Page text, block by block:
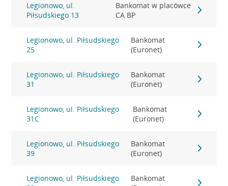
Legionowo, ul.
Piłsudskiego 13
Bankomat w placówce
CA BP
Legionowo, ul. Piłsudskiego
25
Bankomat
(Euronet)
Legionowo, ul. Piłsudskiego
31
Bankomat
(Euronet)
Legionowo, ul. Piłsudskiego
31C
Bankomat
(Euronet)
Legionowo, ul. Piłsudskiego
39
Bankomat
(Euronet)
Legionowo, ul. Piłsudskiego
Bankomat